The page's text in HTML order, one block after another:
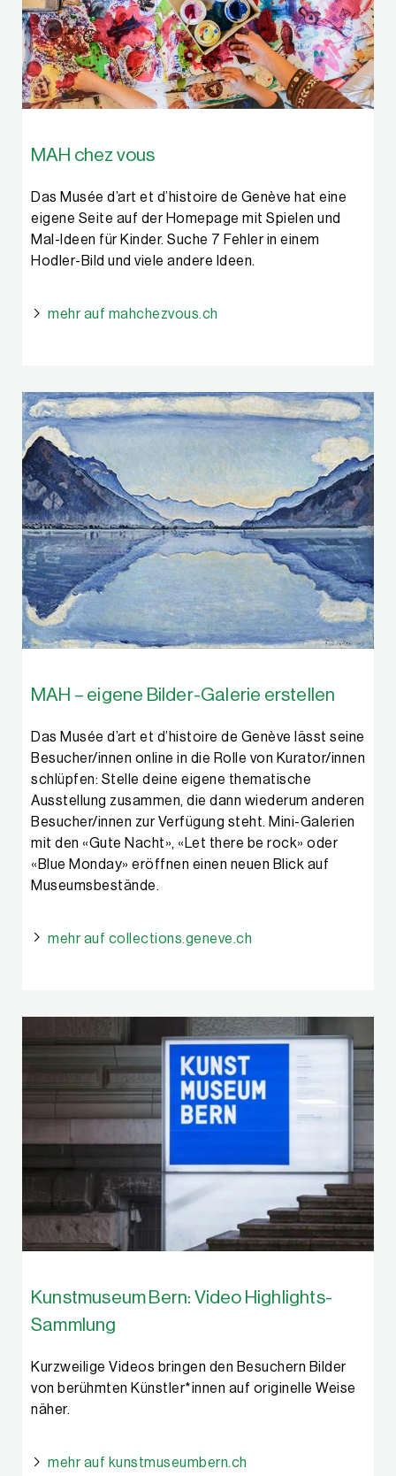
MAH chez vous
Das Musée d’art et d’histoire de Genève hat eine
eigene Seite auf der Homepage mit Spielen und
Mal-Ideen für Kinder. Suche 7 Fehler in einem
Hodler-Bild und viele andere Ideen.
mehr auf mahchezvous.ch
MAH – eigene Bilder-Galerie erstellen
Das Musée d’art et d’histoire de Genève lässt seine
Besucher/innen online in die Rolle von Kurator/innen
schlüpfen: Stelle deine eigene thematische
Ausstellung zusammen, die dann wiederum anderen
Besucher/innen zur Verfügung steht. Mini-Galerien
mit den «Gute Nacht», «Let there be rock» oder
«Blue Monday» eröffnen einen neuen Blick auf
Museumsbestände.
mehr auf collections.geneve.ch
Kunstmuseum Bern: Video Highlights-
Sammlung
Kurzweilige Videos bringen den Besuchern Bilder
von berühmten Künstler*innen auf originelle Weise
näher.
mehr auf kunstmuseumbern.ch